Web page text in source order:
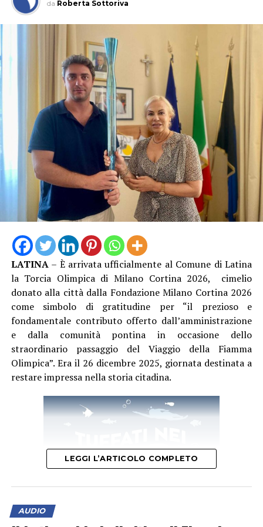
competenze maturato in questi anni.
Nel 2025 Alessandro ha inoltre conseguito laqualifica
federale di Allenatore, che gli consente di guidare
formazioni d’Eccellenza e squadre senior fino alla Serie
crescita tecnica.
Una crescita costante che oggi la società sceglie di
mettere nuovamente al servizio del proprio settore
giovanile, con la convinzione che investire nelle persone
significhi investire nel futuro del club.
da Roberta Sottoriva
LATINA– È arrivata ufficialmente al Comune di Latina
la Torcia Olimpica di Milano Cortina 2026, cimelio
donato alla città dalla Fondazione Milano Cortina 2026
come simbolo di gratitudine per “il prezioso e
fondamentale contributo offerto dall’amministrazione
e dalla comunità pontina in occasione dello
straordinario passaggio del Viaggio della Fiamma
Olimpica”. Era il 26 dicembre 2025, giornata destinata a
restare impressa nella storia citadina.
LEGGI L’ARTICOLO COMPLETO
AUDIO